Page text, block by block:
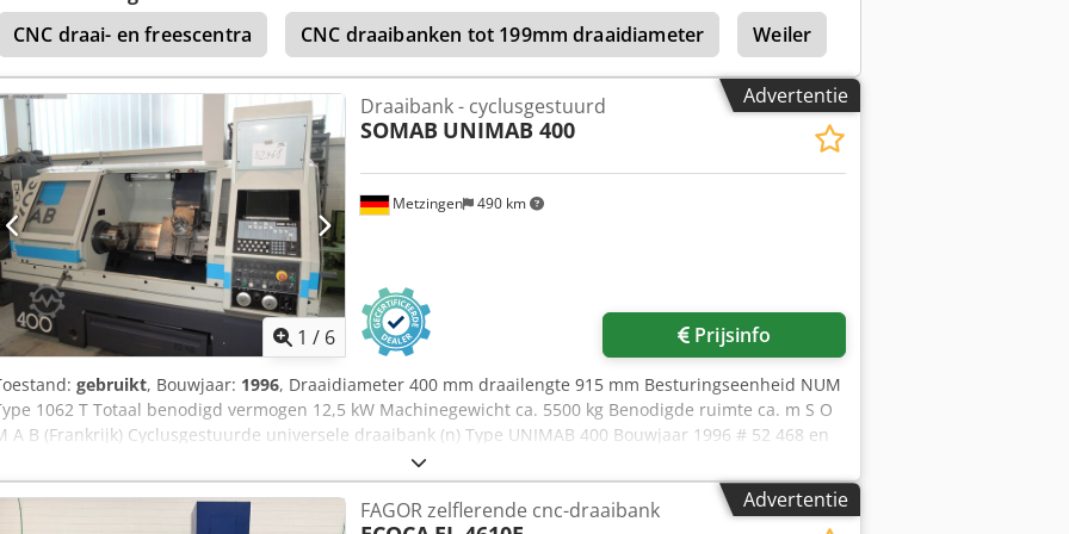
CNC draai- en freescentra
CNC draaibanken tot 199mm draaidiameter Weiler
Advertentie
1 / 6
Metzingen 490 km
Draaibank - cyclusgestuurd
SOMAB UNIMAB 400
Prijsinfo
gebruikt, Bouwjaar: 1996, Draaidiameter 400 mm draailengte 915 mm Besturingseenheid NUM
1062 T Totaal benodigd vermogen 12,5 kW Machinegewicht ca. 5500 kg Benodigde ruimte ca. m S O
A B (Frankrijk) Cyclusgestuurde universele draaibank (n) Type UNIMAB 400 Bouwjaar 1996 # 52 468 en
52 469 Bouwjaar 1998 # 52 501 en 52 502 _____ Centreerhoogte ca. 200 mm max. zwenkdiameter over bed
mm max. zwenkdiameter over slede 220 mm Beweging van de geleideslede / bovensteun 235 mm
draailengte met klauwplaat / Dcedpfxjt Hw Szo Aa Djk Lengteslag slede 890/915 mm Spindelboring
Advertentie
FAGOR zelflerende cnc-draaibank